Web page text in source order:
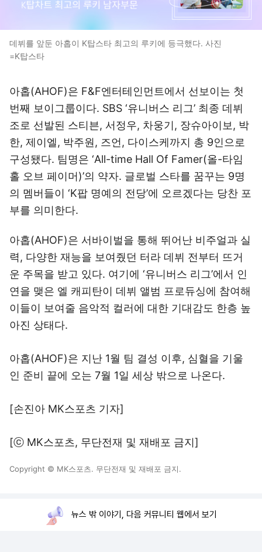
데뷔를 앞둔 아홉이 K탑스타 최고의 루키에 등극했다. 사진
=K탑스타
아홉(AHOF)은 F&F엔터테인먼트에서 선보이는 첫
번째 보이그룹이다. SBS ‘유니버스 리그’ 최종 데뷔
조로 선발된 스티븐, 서정우, 차웅기, 장슈아이보, 박
한, 제이엘, 박주원, 즈언, 다이스케까지 총 9인으로
구성됐다. 팀명은 ‘All-time Hall Of Famer(올-타임
홀 오브 페이머)’의 약자. 글로벌 스타를 꿈꾸는 9명
의 멤버들이 ‘K팝 명예의 전당’에 오르겠다는 당찬 포
부를 의미한다.
아홉(AHOF)은 서바이벌을 통해 뛰어난 비주얼과 실
력, 다양한 재능을 보여줬던 터라 데뷔 전부터 뜨거
운 주목을 받고 있다. 여기에 ‘유니버스 리그’에서 인
연을 맺은 엘 캐피탄이 데뷔 앨범 프로듀싱에 참여해
이들이 보여줄 음악적 컬러에 대한 기대감도 한층 높
아진 상태다.
아홉(AHOF)은 지난 1월 팀 결성 이후, 심혈을 기울
인 준비 끝에 오는 7월 1일 세상 밖으로 나온다.
[손진아 MK스포츠 기자]
[ⓒ MK스포츠, 무단전재 및 재배포 금지]
Copyright © MK스포츠. 무단전재 및 재배포 금지.
뉴스 밖 이야기, 다음 커뮤니티 웹에서 보기